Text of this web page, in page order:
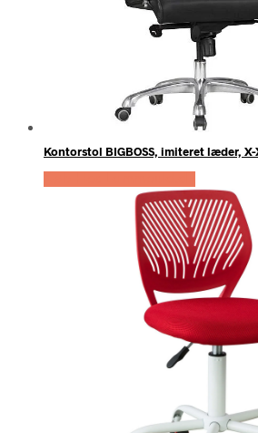
Kontorstol BIGBOSS, imiteret læder,